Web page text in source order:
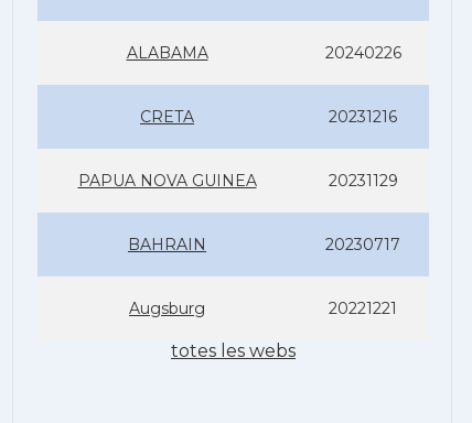
ALABAMA 20240226
CRETA 20231216
PAPUA NOVA GUINEA 20231129
BAHRAIN 20230717
Augsburg 20221221
totes les webs